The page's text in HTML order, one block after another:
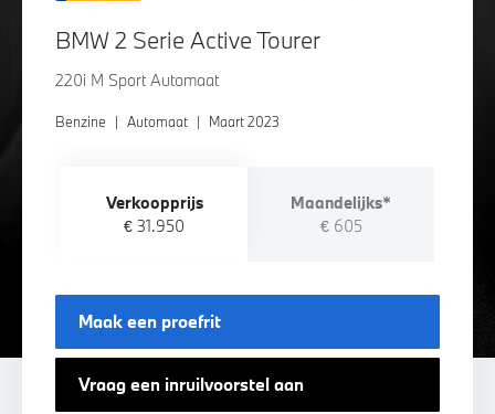
BMW 2 Serie Active Tourer
220i M Sport Automaat
Benzine | Automaat | Maart 2023
Verkoopprijs
€ 31.950
Maandelijks*
€ 605
Maak een proefrit
Vraag een inruilvoorstel aan